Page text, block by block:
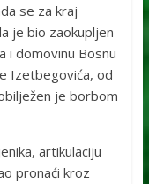
se za kraj
je bio zaokupljen
i domovinu Bosnu
Izetbegovića, od
je borbom
artikulaciju
pronaći kroz